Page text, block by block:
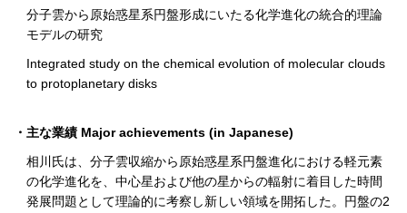
分子雲から原始惑星系円盤形成にいたる化学進化の統合的理論
モデルの研究
Integrated study on the chemical evolution of molecular clouds
to protoplanetary disks
・主な業績 Major achievements (in Japanese)
相川氏は、分子雲収縮から原始惑星系円盤進化における軽元素
の化学進化を、中心星および他の星からの輻射に着目した時間
発展問題として理論的に考察し新しい領域を開拓した。円盤の2